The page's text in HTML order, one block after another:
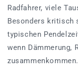
Radfahrer, viele
Besonders kritisch
typischen
wenn Dämmerung,
zusammenkommen.